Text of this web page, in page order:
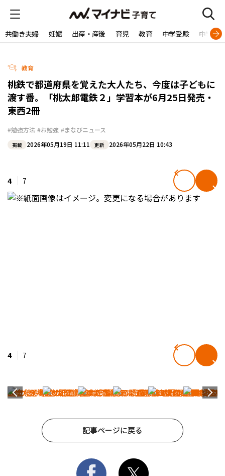
共働き夫婦 妊娠 出産・産後 育児 教育 中学受験 中学生
教育
桃鉄で都道府県を覚えた大人たち、今度は子どもに
渡す番。「桃太郎電鉄２」学習本が6月25日発売・
東西2冊
#勉強方法 #お勉強 #まなびニュース
掲載 2026年05月19日 11:11 更新 2026年05月22日 10:43
4 7
4 7
記事ページに戻る